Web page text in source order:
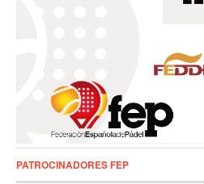
PATROCINADORES FEP